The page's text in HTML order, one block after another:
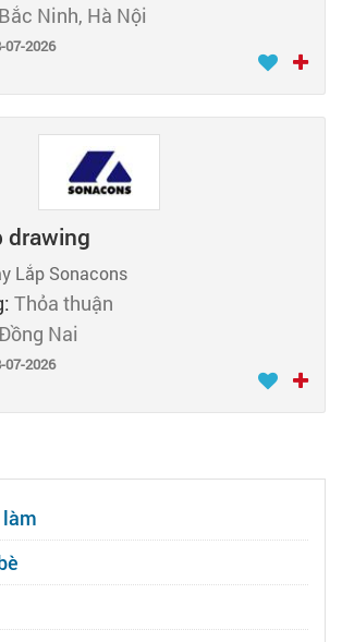
Bắc Ninh, Hà Nội
07-2026
drawing
Lắp Sonacons
Thỏa thuận
Nai
07-2026